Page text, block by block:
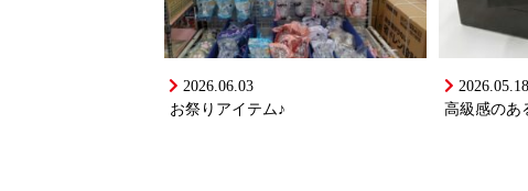
2026.06.03
お祭りアイテム♪
2026.05.18
高級感のあ